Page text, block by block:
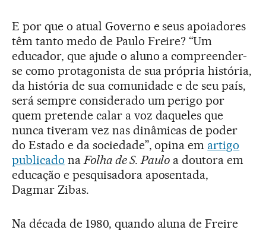
E por que o atual Governo e seus apoiadores
têm tanto medo de Paulo Freire? “Um
educador, que ajude o aluno a compreender-
se como protagonista de sua própria história,
da história de sua comunidade e de seu país,
será sempre considerado um perigo por
quem pretende calar a voz daqueles que
nunca tiveram vez nas dinâmicas de poder
do Estado e da sociedade”, opina em artigo
publicado na Folha de S. Paulo a doutora em
educação e pesquisadora aposentada,
Dagmar Zibas.
Na década de 1980, quando aluna de Freire